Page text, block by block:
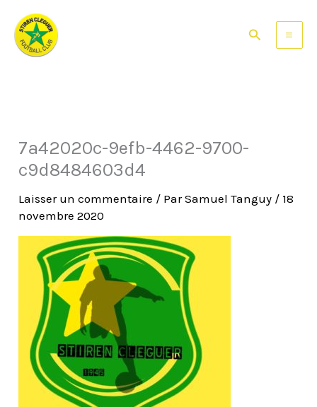
contenu
Rechercher
7a42020c-9efb-4462-9700-
c9d8484603d4
Laisser un commentaire / ParSamuel Tanguy / 18
novembre 2020